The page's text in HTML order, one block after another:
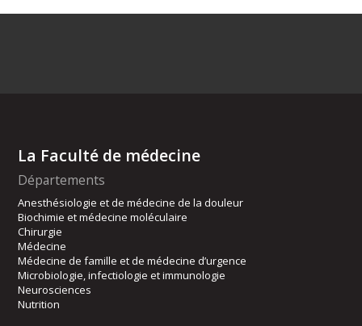
La Faculté de médecine
Départements
Anesthésiologie et de médecine de la douleur
Biochimie et médecine moléculaire
Chirurgie
Médecine
Médecine de famille et de médecine d’urgence
Microbiologie, infectiologie et immunologie
Neurosciences
Nutrition